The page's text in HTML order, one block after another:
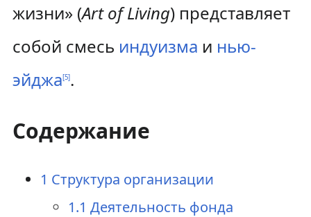
жизни» (Art of Living) представляет
собой смесь индуизма и нью-
эйджа[5].
Содержание
1 Структура организации
1.1 Деятельность фонда